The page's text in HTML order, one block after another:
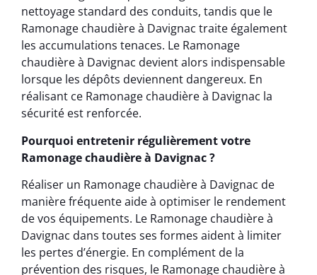
nettoyage standard des conduits, tandis que le
Ramonage chaudière à Davignac traite également
les accumulations tenaces. Le Ramonage
chaudière à Davignac devient alors indispensable
lorsque les dépôts deviennent dangereux. En
réalisant ce Ramonage chaudière à Davignac la
sécurité est renforcée.
Pourquoi entretenir régulièrement votre
Ramonage chaudière à Davignac ?
Réaliser un Ramonage chaudière à Davignac de
manière fréquente aide à optimiser le rendement
de vos équipements. Le Ramonage chaudière à
Davignac dans toutes ses formes aident à limiter
les pertes d’énergie. En complément de la
prévention des risques, le Ramonage chaudière à